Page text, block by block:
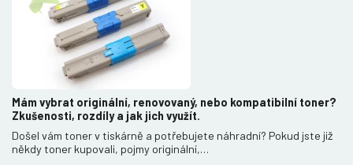
Mám vybrat originální, renovovaný, nebo kompatibilní toner?
Zkušenosti, rozdíly a jak jich využít.
Došel vám toner v tiskárně a potřebujete náhradní? Pokud jste již
někdy toner kupovali, pojmy originální,…